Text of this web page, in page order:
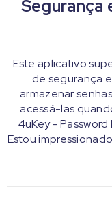
Segurança
Este aplicativo
de segurança
armazenar
acessá-las
4uKey -
Estou